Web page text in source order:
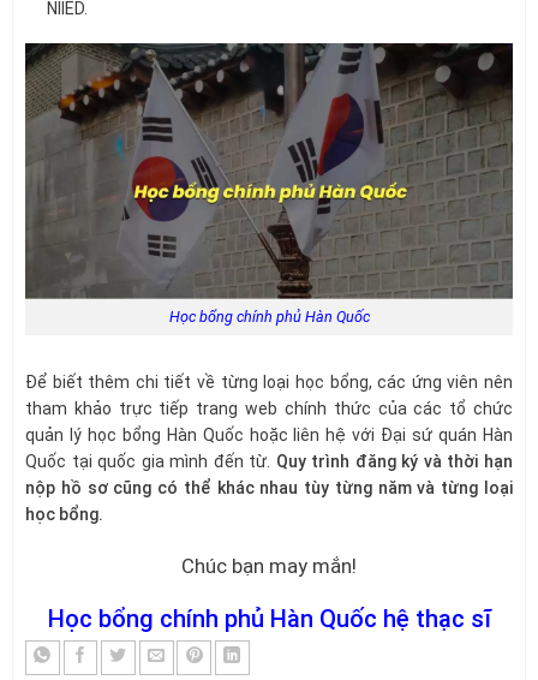
NIIED.
Học bổng chính phủ Hàn Quốc
Để biết thêm chi tiết về từng loại học bổng, các ứng viên nên
tham khảo trực tiếp trang web chính thức của các tổ chức
quản lý học bổng Hàn Quốc hoặc liên hệ với Đại sứ quán Hàn
Quốc tại quốc gia mình đến từ. Quy trình đăng ký và thời hạn
nộp hồ sơ cũng có thể khác nhau tùy từng năm và từng loại
học bổng.
Chúc bạn may mắn!
Học bổng chính phủ Hàn Quốc hệ thạc sĩ